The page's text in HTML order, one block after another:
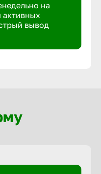
на
активных
вывод